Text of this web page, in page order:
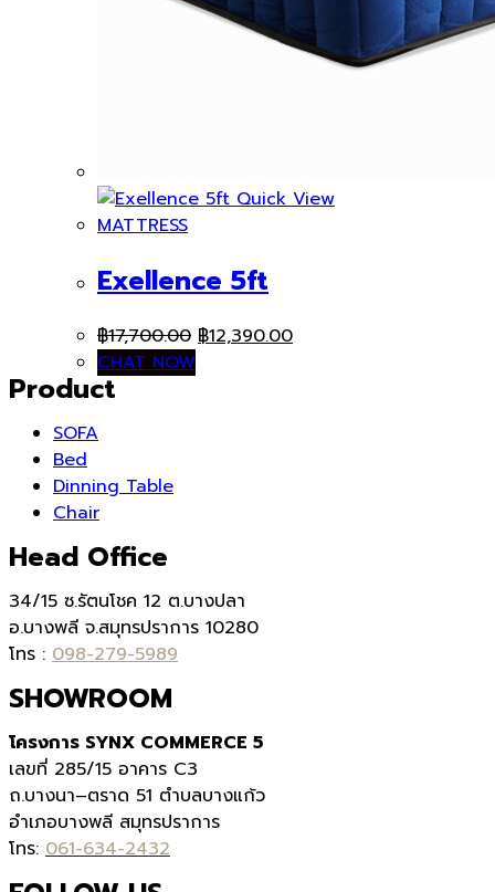
Quick View
MATTRESS
Exellence 5ft
฿17,700.00 Original
฿12,390.00Current
CHAT NOW
Product
SOFA
Bed
Dinning Table
Chair
Head Office
34/15 ซ.รัตนโชค 12 ต.บางปลา
อ.บางพลี จ.สมุทรปราการ 10280
โทร : 098-279-5989
SHOWROOM
โครงการ SYNX COMMERCE 5
เลขที่ 285/15 อาคาร C3
ถ.บางนา–ตราด 51 ตำบลบางแก้ว
อำเภอบางพลี สมุทรปราการ
โทร: 061-634-2432